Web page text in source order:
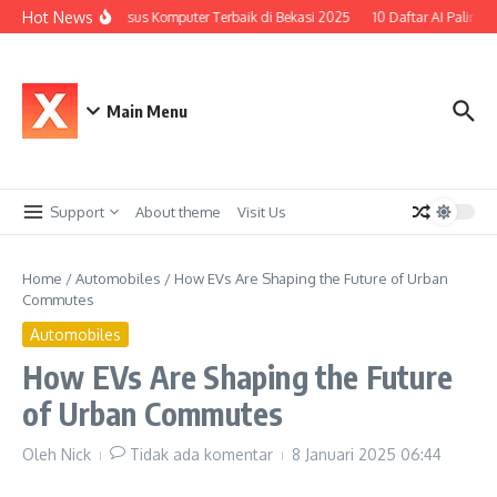
Lewati ke konten
Hot News
Top 10 Kursus Komputer Terbaik di Bekasi 2025 10 Daftar AI Paling
Main Menu
Support About theme Visit Us
Home /Automobiles / How EVs Are Shaping the Future of Urban
Commutes
Automobiles
How EVs Are Shaping the Future
of Urban Commutes
Oleh Nick Tidak ada komentar 8 Januari 2025 06:44